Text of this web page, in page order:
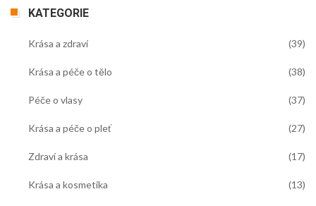
KATEGORIE
Krása a zdraví (39)
Krása a péče o tělo (38)
Péče o vlasy (37)
Krása a péče o pleť (27)
Zdraví a krása (17)
Krása a kosmetika (13)